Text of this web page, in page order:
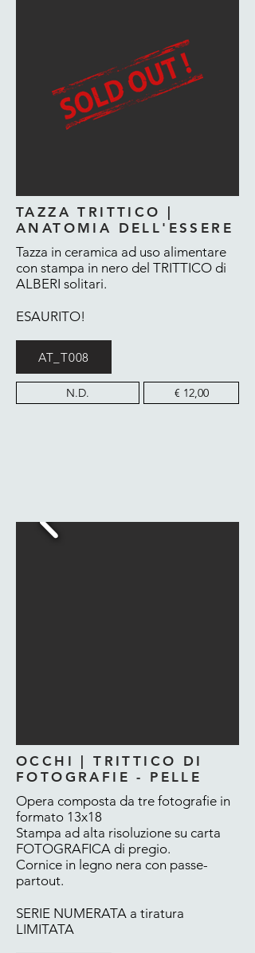
TAZZA TRITTICO |
ANATOMIA DELL'ESSERE
Tazza in ceramica ad uso alimentare
con stampa in nero del TRITTICO di
ALBERI solitari.
ESAURITO!
AT_T008
N.D. € 12,00
OCCHI | TRITTICO DI
FOTOGRAFIE - PELLE
Opera composta da tre fotografie in
formato 13x18
Stampa ad alta risoluzione su carta
FOTOGRAFICA di pregio.
Cornice in legno nera con passe-
partout.
SERIE NUMERATA a tiratura
LIMITATA